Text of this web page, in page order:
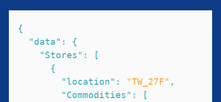
{
"data" :
{
"Stores" :
[
{
"location" : "TW_27F" ,
"Commodities" :
[